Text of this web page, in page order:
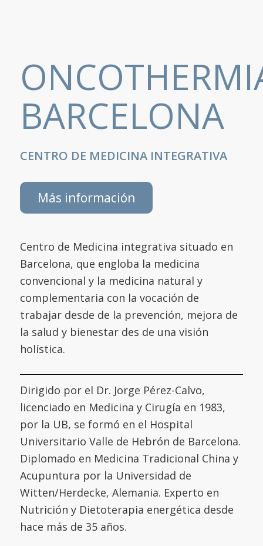
BARCELONA
CENTRO DE MEDICINA INTEGRATIVA
Más información
Centro de Medicina integrativa situado en
Barcelona, que engloba la medicina
convencional y la medicina natural y
complementaria con la vocación de
trabajar desde de la prevención, mejora de
la salud y bienestar des de una visión
holística.
Dirigido por el Dr. Jorge Pérez-Calvo,
licenciado en Medicina y Cirugía en 1983,
por la UB, se formó en el Hospital
Universitario Valle de Hebrón de Barcelona.
Diplomado en Medicina Tradicional China y
Acupuntura por la Universidad de
Witten/Herdecke, Alemania. Experto en
Nutrición y Dietoterapia energética desde
hace más de 35 años.